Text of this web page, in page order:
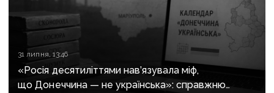
31 липня, 13:46
«Росія десятиліттями нав’язувала міф,
що Донеччина — не українська»: справжню